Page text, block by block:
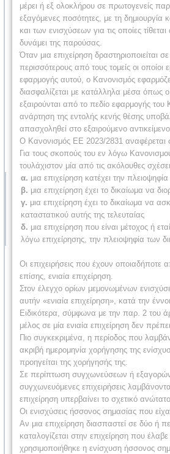
μέρει ή εξ ολοκλήρου σε πρωτογενείς
εξαγόμενες ποσότητες, με τη δημιουργία
και των ενισχύσεων για τις οποίες
δυνάμει της παρούσας.
Όταν μια επιχείρηση δραστηριοποιείται
περισσότερους από τους τομείς οι
εφαρμογής αυτού, ο Κανονισμός
διασφαλίζεται με κατάλληλα μέσα όπως
εξαιρούνται από το πεδίο εφαρμογής
ανάρτηση της εντολής κενής θέσης
απασχοληθεί στο εξαιρούμενο
Ο Κανονισμός ΕΕ 2023/2831 αναφέρεται
Για τους σκοπούς του εν λόγω
τουλάχιστον μία από τις ακόλουθες
α. μια επιχείρηση κατέχει την
β. μια επιχείρηση έχει το δικαίωμα να
γ. μια επιχείρηση έχει το δικαίωμα να
καταστατικού αυτής της τελευταίας
δ. μια επιχείρηση που είναι μέτοχος ή
λόγω επιχείρησης, την πλειοψηφία των
Οι επιχειρήσεις που έχουν οποιαδήποτε
επίσης, ενιαία επιχείρηση.
Στον έλεγχο ορίων μεμονωμένων
αυτήν «ενιαία επιχείρηση», κατά την
Ειδικότερα, σύμφωνα με την παρ. 2 του
μέλος σε μία ενιαία επιχείρηση δεν
Πιο συγκεκριμένα, η περίοδος που
ακριβή ημερομηνία χορήγησης της
προηγείται της χορήγησής της.
Σε περίπτωση συγχωνεύσεων ή
συγχωνευόμενες επιχειρήσεις
επιχείρηση υπερβαίνει το σχετικό ανώτατο
Οι ενισχύσεις ήσσονος σημασίας που
Αν μια επιχείρηση διασπαστεί σε δύο ή
καταλογίζεται στην επιχείρηση που
χρησιμοποιήθηκε η ενίσχυση ήσσονος